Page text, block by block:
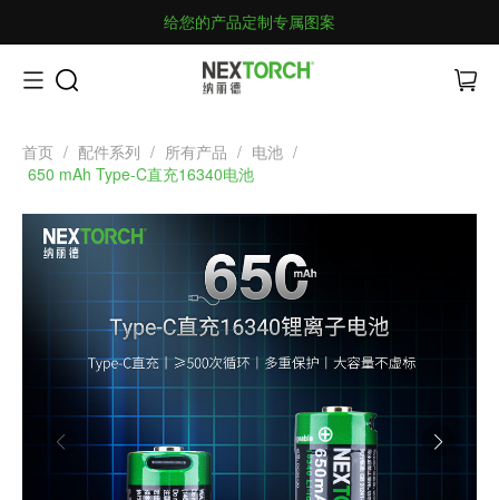
给您的产品定制专属图案
首页 / 配件系列 / 所有产品 / 电池 /
650 mAh Type-C直充16340电池